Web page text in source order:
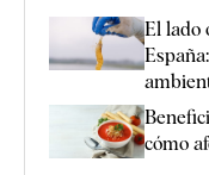
El lado
cómo